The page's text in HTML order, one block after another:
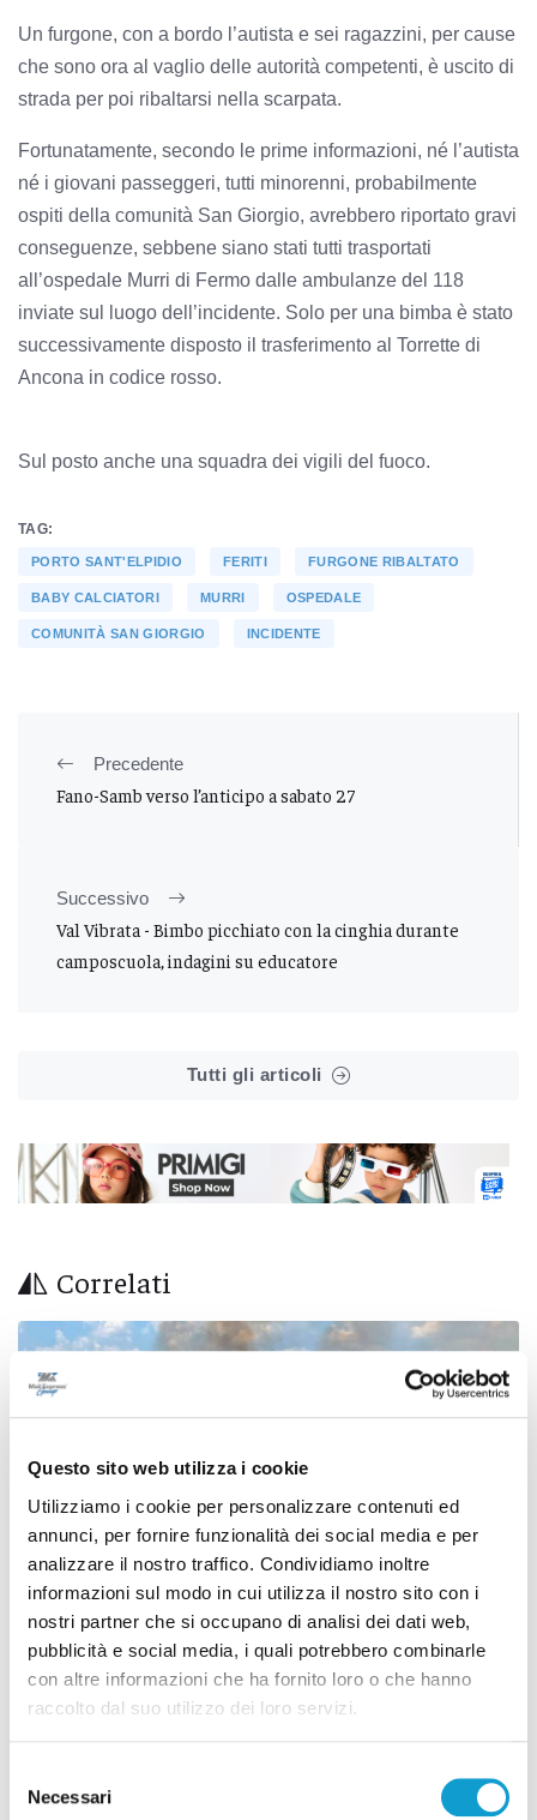
Questo sito web utilizza i cookie
Utilizziamo i cookie per personalizzare contenuti ed
annunci, per fornire funzionalità dei social media e per
analizzare il nostro traffico. Condividiamo inoltre
informazioni sul modo in cui utilizza il nostro sito con i
nostri partner che si occupano di analisi dei dati web,
pubblicità e social media, i quali potrebbero combinarle
con altre informazioni che ha fornito loro o che hanno
raccolto dal suo utilizzo dei loro servizi.
delNecessari
Un furgone, con a bordo l’autista e sei ragazzini, per cause
che sono ora al vaglio delle autorità competenti, è uscito di
strada per poi ribaltarsi nella scarpata.
Fortunatamente, secondo le prime informazioni, né l’autista
né i giovani passeggeri, tutti minorenni, probabilmente
ospiti della comunità San Giorgio, avrebbero riportato gravi
conseguenze, sebbene siano stati tutti trasportati
all’ospedale Murri di Fermo dalle ambulanze del 118
inviate sul luogo dell’incidente. Solo per una bimba è stato
successivamente disposto il trasferimento al Torrette di
Ancona in codice rosso.
Sul posto anche una squadra dei vigili del fuoco.
TAG:
PORTO SANT'ELPIDIO FERITI FURGONE RIBALTATO
BABY CALCIATORI MURRI OSPEDALE
COMUNITÀ SAN GIORGIO INCIDENTE
Precedente
Fano-Samb verso l’anticipo a sabato 27
Successivo
Val Vibrata - Bimbo picchiato con la cinghia durante
camposcuola, indagini su educatore
Tutti gli articoli
Correlati
Ascoli Piceno - Incendio tra Poggio di Bretta e
Vallesenzana, in azione 15 vigili del fuoco